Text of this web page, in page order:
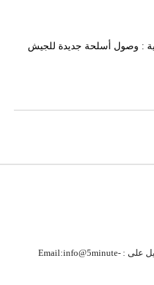
: وصول أسلحة جديدة للجيش
تواصل معنا للمزيد من المعلومات والتفاصيل على : Email:info@5minute-